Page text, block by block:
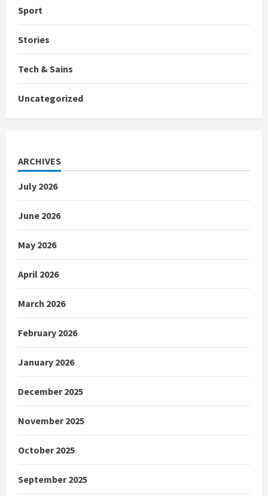
Sport
Stories
Tech & Sains
Uncategorized
ARCHIVES
July 2026
June 2026
May 2026
April 2026
March 2026
February 2026
January 2026
December 2025
November 2025
October 2025
September 2025